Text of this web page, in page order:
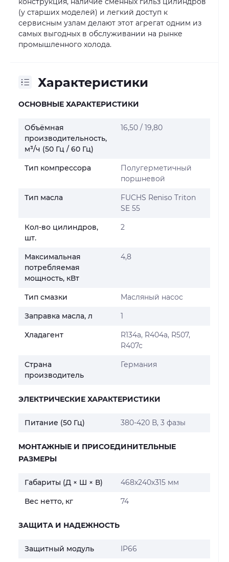
(у старших моделей) и легкий доступ к
сервисным узлам делают этот агрегат одним из
самых выгодных в обслуживании на рынке
промышленного холода.
Характеристики
ОСНОВНЫЕ ХАРАКТЕРИСТИКИ
Объёмная
производительность,
м³/ч (50 Гц / 60 Гц)
16,50 / 19,80
Тип компрессора
Полугерметичный
поршневой
Тип масла
FUCHS Reniso Triton
SE 55
Кол-во цилиндров,
шт.
2
Максимальная
потребляемая
мощность, кВт
4,8
Тип смазки Масляный насос
Заправка масла, л 1
Хладагент
R134a, R404a, R507,
R407c
Страна
производитель
Германия
ЭЛЕКТРИЧЕСКИЕ ХАРАКТЕРИСТИКИ
Питание (50 Гц) 380-420 В, 3 фазы
МОНТАЖНЫЕ И ПРИСОЕДИНИТЕЛЬНЫЕ
РАЗМЕРЫ
Габариты (Д × Ш × В) 468х240х315 мм
Вес нетто, кг 74
ЗАЩИТА И НАДЕЖНОСТЬ
Защитный модуль IP66